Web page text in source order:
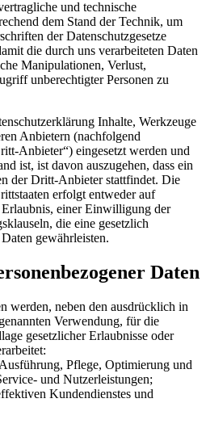
und technische
dem Stand der Technik, um
der Datenschutzgesetze
die durch uns verarbeiteten Daten
Manipulationen, Verlust,
unberechtigter Personen zu
Inhalte, Werkzeuge
Anbietern (nachfolgend
Anbieter“) eingesetzt werden und
ist, ist davon auszugehen, dass ein
der Dritt-Anbieter stattfindet. Die
erfolgt entweder auf
einer Einwilligung der
die eine gesetzlich
gewährleisten.
Daten
werden, neben den ausdrücklich in
Verwendung, für die
gesetzlicher Erlaubnisse oder
Pflege, Optimierung und
und Nutzerleistungen;
Kundendienstes und